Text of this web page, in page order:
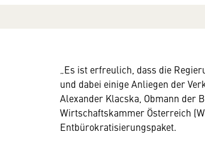
„Es ist erfreulich, dass die
und dabei einige Anliegen der
Alexander Klacska, Obmann der
Wirtschaftskammer Österreich
Entbürokratisierungspaket.